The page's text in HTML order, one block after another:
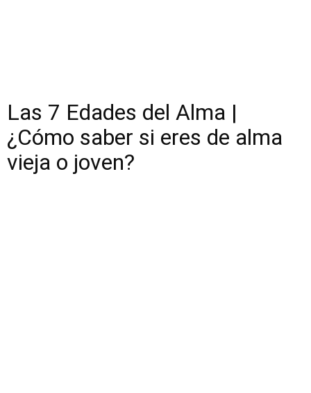
Las 7 Edades del Alma |
¿Cómo saber si eres de alma
vieja o joven?